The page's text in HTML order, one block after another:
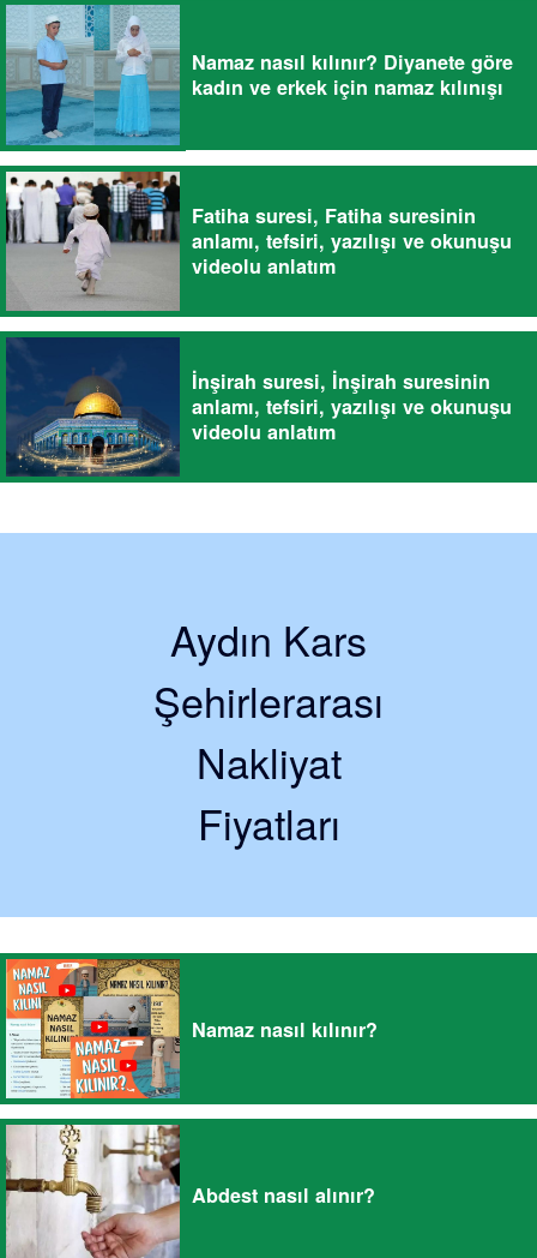
Namaz nasıl kılınır? Diyanete göre
kadın ve erkek için namaz kılınışı
Fatiha suresi, Fatiha suresinin
anlamı, tefsiri, yazılışı ve okunuşu
videolu anlatım
İnşirah suresi, İnşirah suresinin
anlamı, tefsiri, yazılışı ve okunuşu
videolu anlatım
Aydın Kars
Şehirlerarası
Nakliyat
Fiyatları
Namaz nasıl kılınır?
Abdest nasıl alınır?